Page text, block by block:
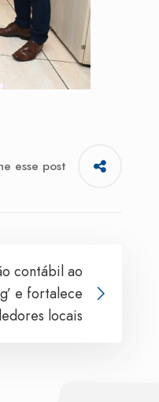
esse post
contábil ao
e fortalece
locais